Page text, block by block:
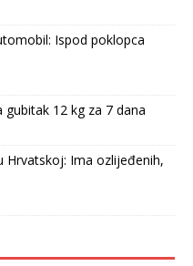
Ispod poklopca
12 kg za 7 dana
Hrvatskoj: Ima ozlijeđenih,